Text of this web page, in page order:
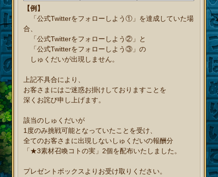
【例】
「公式Twitterをフォローしよう①」を達成していた場
合、
「公式Twitterをフォローしよう②」と
「公式Twitterをフォローしよう③」の
しゅくだいが出現しません。
上記不具合により、
お客さまにはご迷惑お掛けしておりますことを
深くお詫び申し上げます。
該当のしゅくだいが
1度のみ挑戦可能となっていたことを受け、
全てのお客さまに出現しないしゅくだいの報酬分
「★3素材召喚コトの実」2個を配布いたしました。
プレゼントボックスよりお受け取りください。